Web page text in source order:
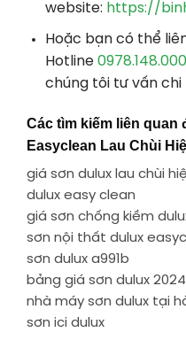
website: https://
Hoặc bạn có thể
Hotline 0978.148.000
chúng tôi tư vấn
Các tìm kiếm liên quan
Easyclean Lau Chùi
giá sơn dulux lau chùi
dulux easy clean
giá sơn chống kiềm
sơn nội thất dulux
sơn dulux a991b
bảng giá sơn dulux
nhà máy sơn dulux tại
sơn ici dulux